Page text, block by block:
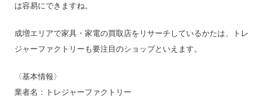
は容易にできますね。
成増エリアで家具・家電の買取店をリサーチしているかたは、トレ
ジャーファクトリーも要注目のショップといえます。
〈基本情報〉
業者名：トレジャーファクトリー